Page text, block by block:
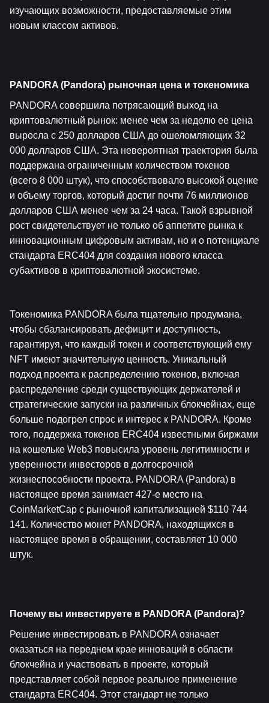
изучающих возможности, предоставляемые этим
новым классом активов.
PANDORA (Pandora) рыночная цена и токеномика
PANDORA совершила потрясающий выход на
криптовалютный рынок: менее чем за неделю ее цена
выросла с 250 долларов США до ошеломляющих 32
000 долларов США. Эта невероятная траектория была
поддержана ограниченным количеством токенов
(всего 8 000 штук), что способствовало высокой оценке
и объему торгов, который достиг почти 76 миллионов
долларов США менее чем за 24 часа. Такой взрывной
рост свидетельствует не только об аппетите рынка к
инновационным цифровым активам, но и о потенциале
стандарта ERC404 для создания нового класса
субактивов в криптовалютной экосистеме.
Токеномика PANDORA была тщательно продумана,
чтобы сбалансировать дефицит и доступность,
гарантируя, что каждый токен и соответствующий ему
NFT имеют значительную ценность. Уникальный
подход проекта к распределению токенов, включая
распределение среди существующих держателей и
стратегические запуски на различных блокчейнах, еще
больше подогрел спрос и интерес к PANDORA. Кроме
того, поддержка токенов ERC404 известными биржами
на кошельке Web3 повысила уровень легитимности и
уверенности инвесторов в долгосрочной
жизнеспособности проекта. PANDORA (Pandora) в
настоящее время занимает 427-е место на
CoinMarketCap с рыночной капитализацией $110 744
141. Количество монет PANDORA, находящихся в
настоящее время в обращении, составляет 10 000
штук.
Почему вы инвестируете в PANDORA (Pandora)?
Решение инвестировать в PANDORA означает
оказаться на переднем крае инноваций в области
блокчейна и участвовать в проекте, который
представляет собой первое реальное применение
стандарта ERC404. Этот стандарт не только